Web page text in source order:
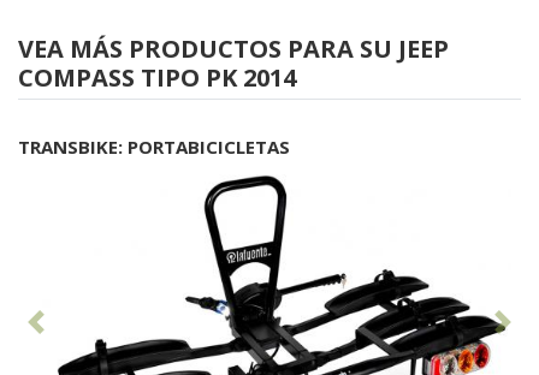
VEA MÁS PRODUCTOS PARA SU JEEP
COMPASS TIPO PK 2014
TRANSBIKE: PORTABICICLETAS